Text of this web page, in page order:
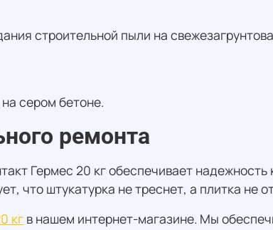
строительной пыли на
сером бетоне.
ремонта
Гермес 20 кг обеспечивает надежность
что штукатурка не треснет, а плитка не
кг в нашем интернет-магазине. Мы